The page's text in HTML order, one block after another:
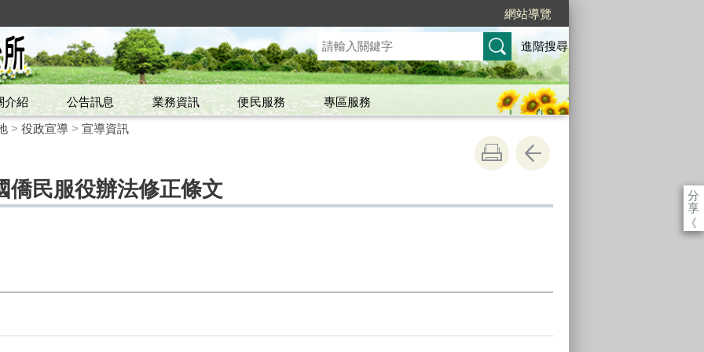
網站導覽
進階搜尋
介紹 公告訊息 業務資訊 便民服務
專區服務
> 役政宣導> 宣導資訊
分
享
《
僑民服役辦法修正條文